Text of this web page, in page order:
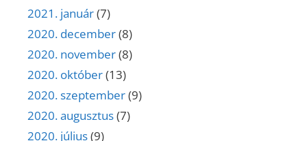
2021. január(7)
2020. december(8)
2020. november(8)
2020. október(13)
2020. szeptember(9)
2020. augusztus(7)
2020. július(9)